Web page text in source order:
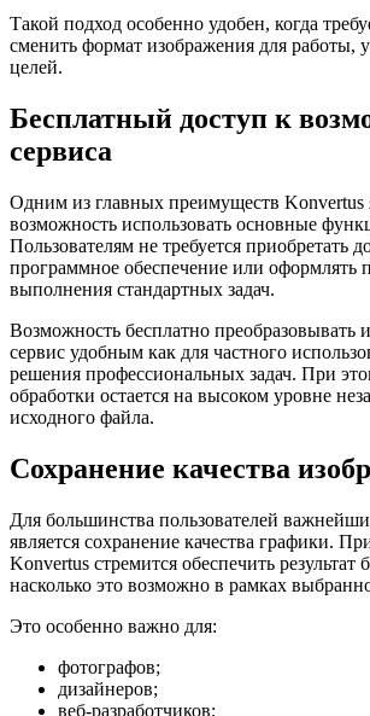
Такой подход особенно удобен, когда
сменить формат изображения для работы,
целей.
Бесплатный доступ к
сервиса
Одним из главных преимуществ Konvertus
возможность использовать основные
Пользователям не требуется приобретать
программное обеспечение или оформлять
выполнения стандартных задач.
Возможность бесплатно преобразовывать
сервис удобным как для частного
решения профессиональных задач. При
обработки остается на высоком уровне
исходного файла.
Сохранение качества
Для большинства пользователей
является сохранение качества графики.
Konvertus стремится обеспечить результат
насколько это возможно в рамках
Это особенно важно для:
фотографов;
дизайнеров;
веб-разработчиков;